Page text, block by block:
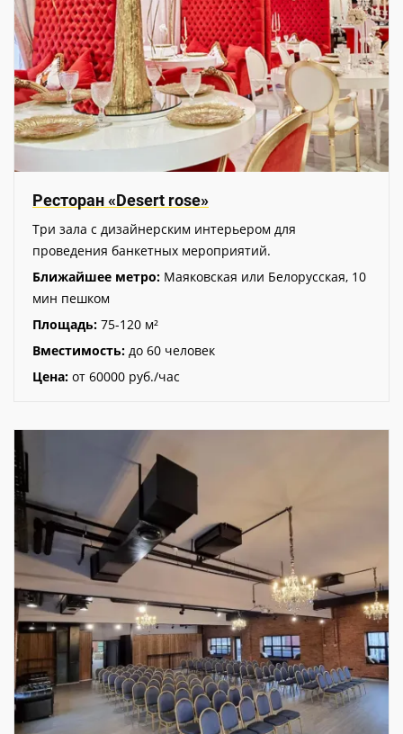
Ресторан «Desert rose»
Три зала с дизайнерским интерьером для
проведения банкетных мероприятий.
Ближайшее метро: Маяковская или Белорусская, 10
мин пешком
Площадь: 75-120 м²
Вместимость: до 60 человек
Цена: от 60000 руб./час